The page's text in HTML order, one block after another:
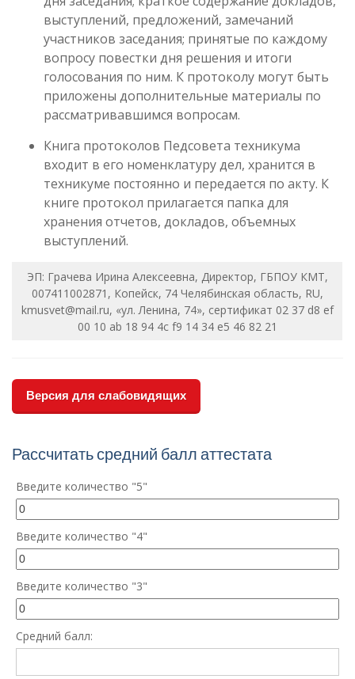
выступлений, предложений, замечаний
участников заседания; принятые по каждому
вопросу повестки дня решения и итоги
голосования по ним. К протоколу могут быть
приложены дополнительные материалы по
рассматривавшимся вопросам.
Книга протоколов Педсовета техникума
входит в его номенклатуру дел, хранится в
техникуме постоянно и передается по акту. К
книге протокол прилагается папка для
хранения отчетов, докладов, объемных
выступлений.
ЭП: Грачева Ирина Алексеевна, Директор, ГБПОУ КМТ,
007411002871, Копейск, 74 Челябинская область, RU,
kmusvet@mail.ru, «ул. Ленина, 74», сертификат 02 37 d8 ef
00 10 ab 18 94 4c f9 14 34 e5 46 82 21
Версия для слабовидящих
Рассчитать средний балл аттестата
Введите количество "5"
Введите количество "4"
Введите количество "3"
Средний балл: